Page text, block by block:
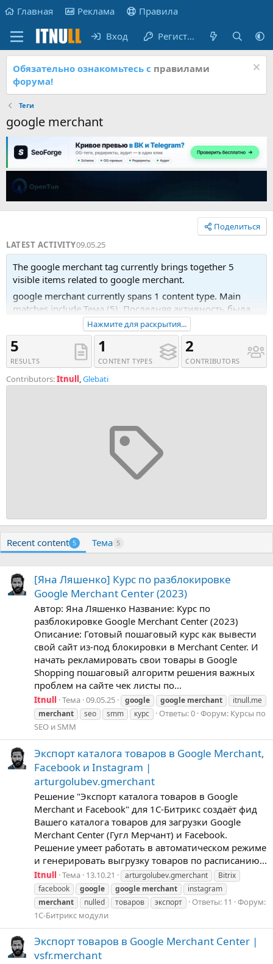
Главная Реклама Правила
Вход Регистрация
Обязательно ознакомьтесь с правилами
форума!
Теги
google merchant
Поделиться
LATEST ACTIVITY09.05.25
The google merchant tag currently brings together 5
visible items related to google merchant.
google merchant currently spans 1 content type. Main
matches include Тема (5). Последняя активность была
09.05.25 в 12:42.
Recent tagged content includes Тема '[Яна Ляшенко] Курс
по разблокировке Google Merchant Center (2023)', Тема
'Экспорт каталога товаров в Google Merchant, Facebook
и Instagram | arturgolubev.gmerchant' and Тема 'Экспорт
Нажмите для раскрытия...
5
RESULTS
1
CONTENT TYPES
2
CONTRIBUTORS
Contributors:Itnull ,Glebati
Recent content 5 Тема 5
[Яна Ляшенко] Курс по разблокировке
Google Merchant Center (2023)
Автор: Яна Ляшенко Название: Курс по
разблокировке Google Merchant Center (2023)
Описание: Готовый пошаговый курс как вывести
свой сайт из-под блокировки в Merchant Center. И
начать рекламировать свои товары в Google
Shopping пошаговый алгоритм решения важных
проблем на сайте чек листы по...
Itnull Тема 09.05.25 google google merchant
itnull.me
merchant
seo smm курс Ответы: 0 Форум: Курсы по
SEO и SMM
Экспорт каталога товаров в Google Merchant,
Facebook и Instagram |
arturgolubev.gmerchant
Решение "Экспорт каталога товаров в Google
Merchant и Facebook" для 1С-Битрикс создаёт фид
Вашего каталога товаров для загрузки Google
Merchant Center (Гугл Мерчант) и Facebook.
Решение умеет работать в автоматическом режиме
и генерировать выгрузку товаров по расписанию...
Itnull Тема 13.10.21 arturgolubev.gmerchant
Bitrix
facebook
google google merchant
instagram
merchant
nulled товаров экспорт Ответы: 11
Форум:
1С-Битрикс модули
Экспорт товаров в Google Merchant Center |
vsfr.merchant